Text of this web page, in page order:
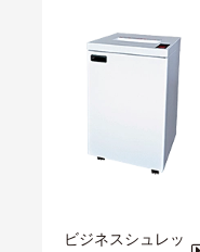
ビジネスシュレッ